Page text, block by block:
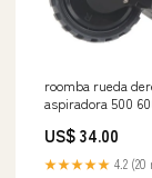
roomba rueda
aspiradora 500
US$ 34.00
★★★★★ 4.2